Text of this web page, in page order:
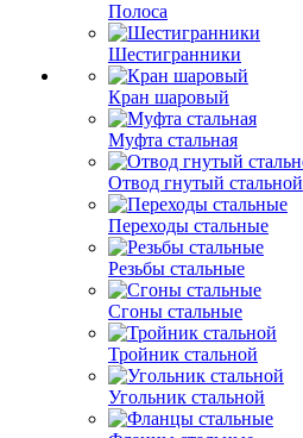
Полоса
Шестигранники
Кран шаровый
Муфта стальная
Отвод гнутый стальной
Переходы стальные
Резьбы стальные
Сгоны стальные
Тройник стальной
Угольник стальной